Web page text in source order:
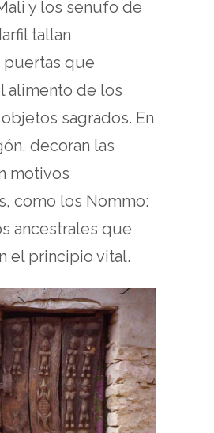
y los senufo de
tallan
puertas que
alimento de los
sagrados. En
decoran las
motivos
como los Nommo:
ancestrales que
el principio vital.